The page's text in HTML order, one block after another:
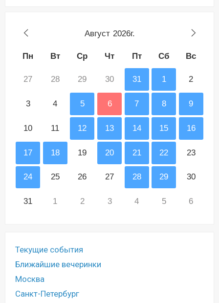
Август 2026г.
Пн Вт Ср Чт Пт Сб Вс
27 28 29 30 31 1 2
3 4 5 6 7 8 9
10 11 12 13 14 15 16
17 18 19 20 21 22 23
24 25 26 27 28 29 30
31 1 2 3 4 5 6
Текущие события
Ближайшие вечеринки
Москва
Санкт-Петербург